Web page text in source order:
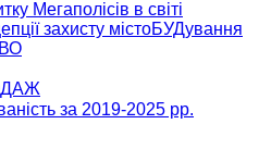
Мегаполісів в світі
захисту містоБУДування
за 2019-2025 рр.